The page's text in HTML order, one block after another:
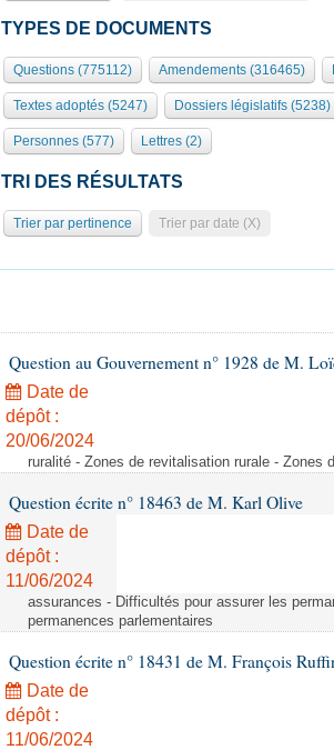
TYPES DE DOCUMENTS
Questions (775112) Amendements (316465)
Textes adoptés (5247) Dossiers législatifs (5238)
Personnes (577) Lettres (2)
TRI DES RÉSULTATS
Trier par pertinence Trier par date (X)
Question au Gouvernement n° 1928 de M.
Date de
dépôt :
20/06/2024
ruralité - Zones de revitalisation rurale - Zones
Question écrite n° 18463 de M. Karl Olive
Date de
dépôt :
11/06/2024
assurances - Difficultés pour assurer les
permanences parlementaires
Question écrite n° 18431 de M. François
Date de
dépôt :
11/06/2024